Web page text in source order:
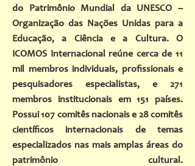
do Patrimônio Mundial da UNESCO –
Organização das Nações Unidas para a
Educação, a Ciência e a Cultura. O
ICOMOS Internacional reúne cerca de 11
mil membros individuais, profissionais e
pesquisadores especialistas, e 271
membros institucionais em 151 países.
Possui 107 comitês nacionais e 28 comitês
científicos internacionais de temas
especializados nas mais amplas áreas do
patrimônio cultural.